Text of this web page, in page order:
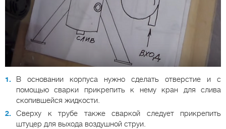
В основании корпуса нужно сделать отверстие и с
помощью сварки прикрепить к нему кран для слива
скопившейся жидкости.
Сверху к трубе также сваркой следует прикрепить
штуцер для выхода воздушной струи.